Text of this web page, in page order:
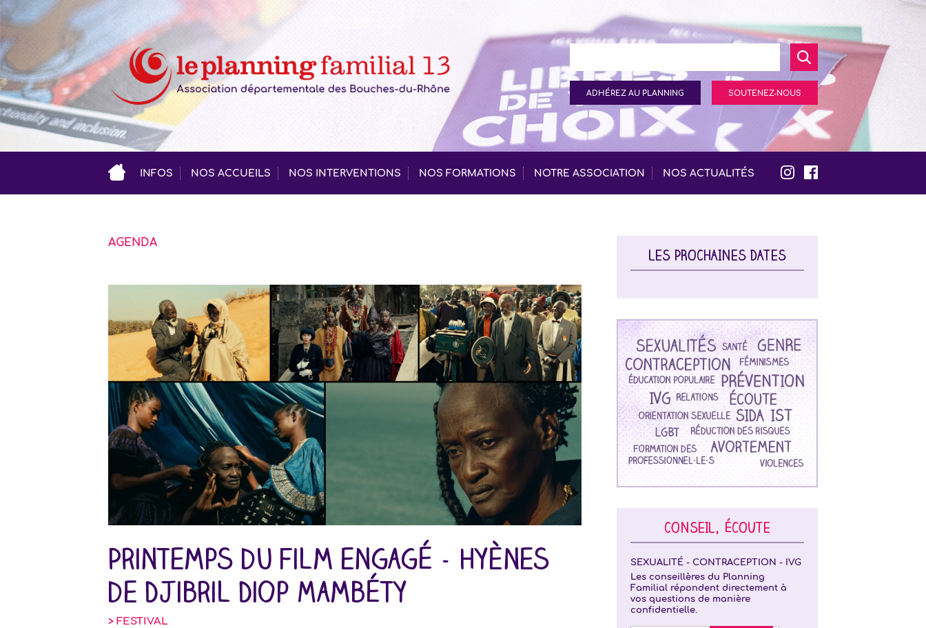
ADHÉREZ AU PLANNING SOUTENEZ-NOUS
INFOS NOS ACCUEILS NOS INTERVENTIONS NOS FORMATIONS NOTRE ASSOCIATION NOS ACTUALITÉS
AGENDA
Printemps du film engagé - Hyènes
de Djibril Diop Mambéty
> FESTIVAL
LES PROCHAINES DATES
CONSEIL, ÉCOUTE
SEXUALITÉ - CONTRACEPTION - IVG
Les conseillères du Planning
Familial répondent directement à
vos questions de manière
confidentielle.